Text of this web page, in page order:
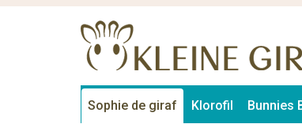
Sophie de giraf Klorofil Bunnies